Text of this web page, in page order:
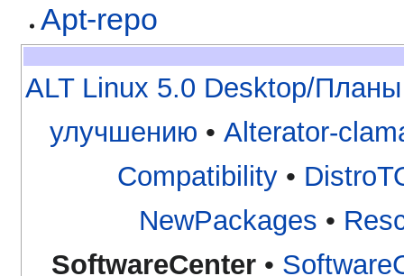
Apt-repo
ALT Linux 5.0 Desktop/Планы
улучшению • Alterator-
Compatibility •
NewPackages •
SoftwareCenter•